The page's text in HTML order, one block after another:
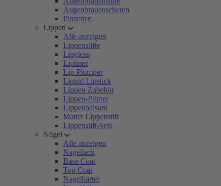
Augenbrauenscheren
Pinzetten
Lippen
Alle anzeigen
Lippenstifte
Lipgloss
Lipliner
Lip-Plumper
Liquid Lipstick
Lippen Zubehör
Lippen-Primer
Lippenbalsam
Matter Lippenstift
Lippenstift-Sets
Nägel
Alle anzeigen
Nagellack
Base Coat
Top Coat
Nagelhärter